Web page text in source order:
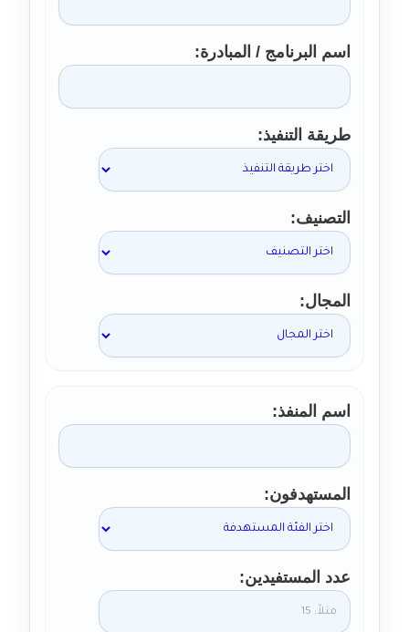
اسم البرنامج / المبادرة
طريقة التنفيذ
التصنيف
المجال
اسم المنفذ
المستهدفون
عدد المستفيدين